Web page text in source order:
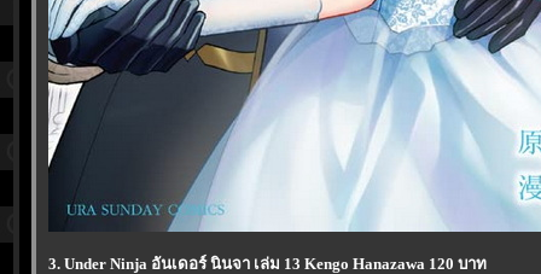
3. Under Ninja อันเดอร์ นินจา เล่ม 13 Kengo Hanazawa 120 บาท